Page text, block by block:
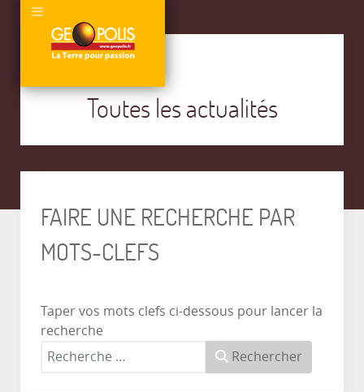
Toutes les actualités
FAIRE UNE RECHERCHE PAR
MOTS-CLEFS
Taper vos mots clefs ci-dessous pour lancer la
recherche
Rechercher